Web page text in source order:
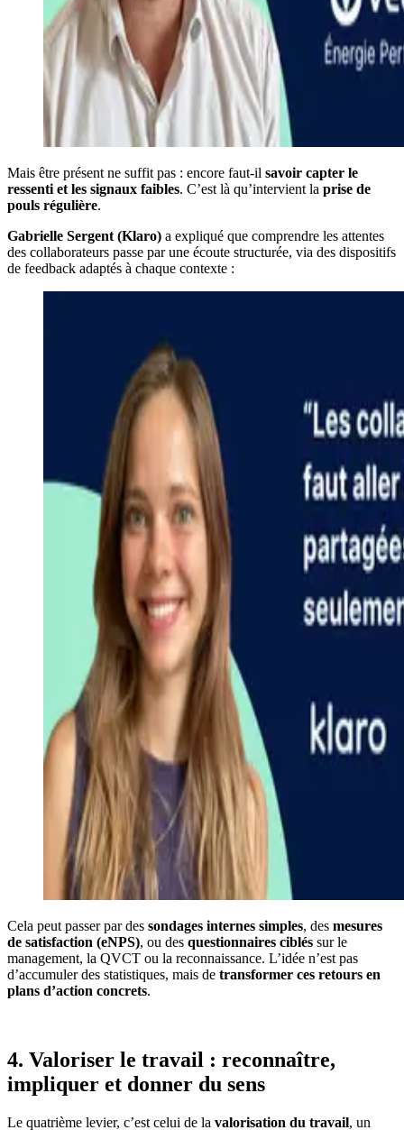
Mais être présent ne suffit pas : encore faut-il savoir capter le
ressenti et les signaux faibles. C’est là qu’intervient la prise de
pouls régulière.
Gabrielle Sergent (Klaro) a expliqué que comprendre les attentes
des collaborateurs passe par une écoute structurée, via des dispositifs
de feedback adaptés à chaque contexte :
Cela peut passer par des sondages internes simples, des mesures
de satisfaction (eNPS), ou des questionnaires ciblés sur le
management, la QVCT ou la reconnaissance. L’idée n’est pas
d’accumuler des statistiques, mais de transformer ces retours en
plans d’action concrets.
4. Valoriser le travail : reconnaître,
impliquer et donner du sens
Le quatrième levier, c’est celui de la valorisation du travail, un